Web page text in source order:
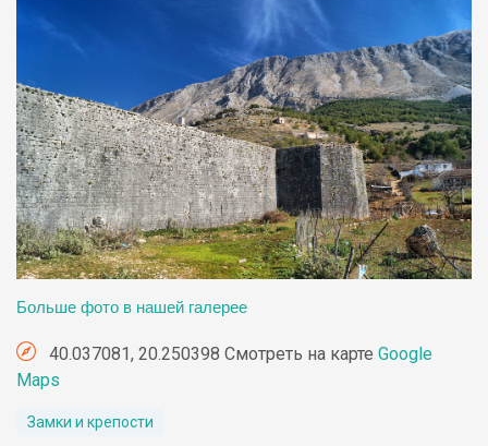
Больше фото в нашей галерее
40.037081, 20.250398 Смотреть на карте Google
Maps
Замки и крепости